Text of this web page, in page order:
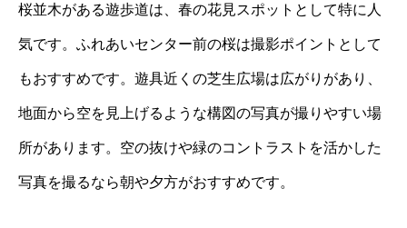
桜並木がある遊歩道は、春の花見スポットとして特に人
気です。ふれあいセンター前の桜は撮影ポイントとして
もおすすめです。遊具近くの芝生広場は広がりがあり、
地面から空を見上げるような構図の写真が撮りやすい場
所があります。空の抜けや緑のコントラストを活かした
写真を撮るなら朝や夕方がおすすめです。